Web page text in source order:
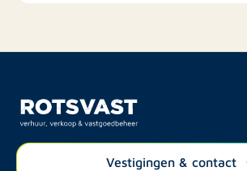
Vestigingen & contact